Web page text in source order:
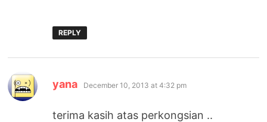
REPLY
yana says:
December 10, 2013 at 4:32 pm
terima kasih atas perkongsian ..